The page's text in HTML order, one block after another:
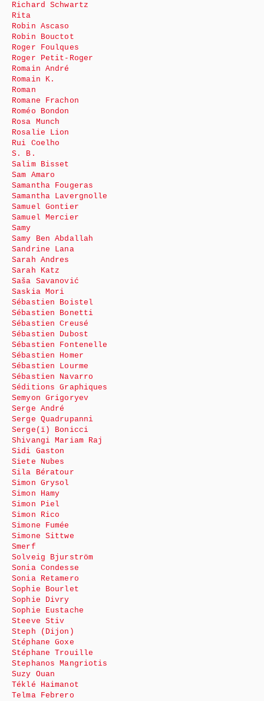
Richard Schwartz
Rita
Robin Ascaso
Robin Bouctot
Roger Foulques
Roger Petit-Roger
Romain André
Romain K.
Roman
Romane Frachon
Roméo Bondon
Rosa Munch
Rosalie Lion
Rui Coelho
S. B.
Salim Bisset
Sam Amaro
Samantha Fougeras
Samantha Lavergnolle
Samuel Gontier
Samuel Mercier
Samy
Samy Ben Abdallah
Sandrine Lana
Sarah Andres
Sarah Katz
Saša Savanović
Saskia Mori
Sébastien Boistel
Sébastien Bonetti
Sébastien Creusé
Sébastien Dubost
Sébastien Fontenelle
Sébastien Homer
Sébastien Lourme
Sébastien Navarro
Séditions Graphiques
Semyon Grigoryev
Serge André
Serge Quadrupanni
Serge(ï) Bonicci
Shivangi Mariam Raj
Sidi Gaston
Siete Nubes
Sila Bératour
Simon Grysol
Simon Hamy
Simon Piel
Simon Rico
Simone Fumée
Simone Sittwe
Smerf
Solveig Bjurström
Sonia Condesse
Sonia Retamero
Sophie Bourlet
Sophie Divry
Sophie Eustache
Steeve Stiv
Steph (Dijon)
Stéphane Goxe
Stéphane Trouille
Stephanos Mangriotis
Suzy Ouan
Téklé Haimanot
Telma Febrero